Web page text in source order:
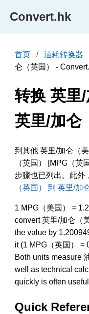
Convert.hk
首页 油耗转换器
仑（英国） -
转换 英里
英里/加仑
到其他 英里/加仑（
（英国） [MPG（英
步骤也已列出。此外
（英国） 到 英里/加
1 MPG（美国） =
convert 英里/加仑（
the value by
it (1 MPG（英国） =
Both units measure
well as technical
quickly is often
Quick